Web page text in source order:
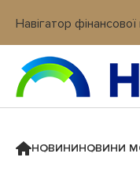
Навігатор
Вхід в кабінет IT
НОВИНИНОВИНИ